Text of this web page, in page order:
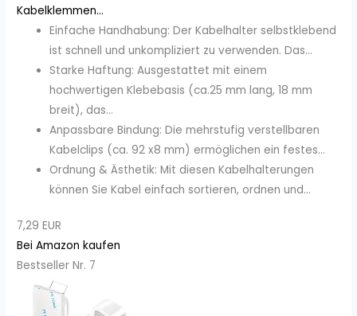
Kabelklemmen...
Einfache Handhabung: Der Kabelhalter selbstklebend
ist schnell und unkompliziert zu verwenden. Das...
Starke Haftung: Ausgestattet mit einem
hochwertigen Klebebasis (ca.25 mm lang, 18 mm
breit), das...
Anpassbare Bindung: Die mehrstufig verstellbaren
Kabelclips (ca. 92 x8 mm) ermöglichen ein festes...
Ordnung & Ästhetik: Mit diesen Kabelhalterungen
können Sie Kabel einfach sortieren, ordnen und...
7,29 EUR
Bei Amazon kaufen
Bestseller Nr. 7